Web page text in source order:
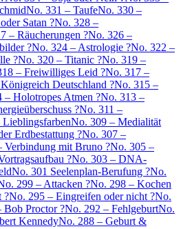
No. 331 – TaufeNo. 330 –
Satan ?No. 328 –
– Räucherungen ?No. 326 –
?No. 324 – Astrologie ?No. 322 –
?No. 320 – Titanic ?No. 319 –
– Freiwilliges Leid ?No. 317 –
Deutschland ?No. 315 –
– Holotropes Atmen ?No. 313 –
?No. 311 –
No. 309 – Medialität
Erdbestattung ?No. 307 –
Verbindung mit Bruno ?No. 305 –
?No. 303 – DNA-
No. 301 Seelenplan-Berufung ?No.
299 – Attacken ?No. 298 – Kochen
?No. 295 – Eingreifen oder nicht ?No.
Bob Proctor ?No. 292 – FehlgeburtNo.
KennedyNo. 288 – Geburt &